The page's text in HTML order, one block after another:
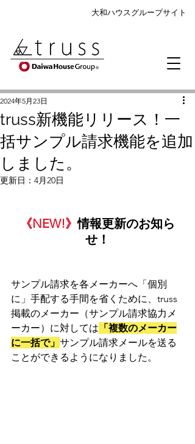
大和ハウスグループサイト
truss新機能リリース！一
括サンプル請求機能を追加
しました。
2024年5月23日
更新日： 4月20日
《NEW!》情報更新のお知ら
せ！
サンプル請求を各メーカーへ「個別
に」手配する手間を省くために、truss
掲載のメーカー（サンプル請求協力メ
ーカー）に対しては 「複数のメーカー
に一括で」 サンプル請求メールを送る
ことができるようになりました。